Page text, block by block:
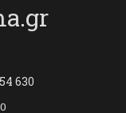
630